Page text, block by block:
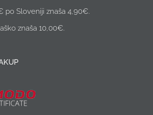
po Sloveniji znaša 4,90€.
znaša 10,00€.